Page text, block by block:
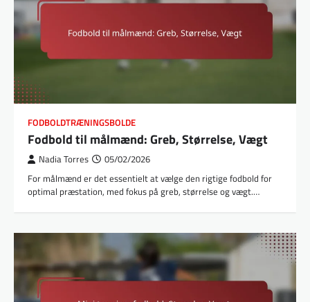
FODBOLDTRÆNINGSBOLDE
Fodbold til målmænd: Greb, Størrelse, Vægt
Nadia Torres 05/02/2026
For målmænd er det essentielt at vælge den rigtige fodbold for
optimal præstation, med fokus på greb, størrelse og vægt.…